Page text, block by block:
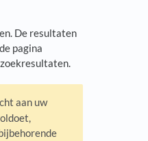
De resultaten
pagina
aan uw